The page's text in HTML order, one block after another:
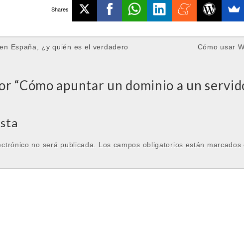
Shares
España, ¿y quién es el verdadero
Cómo usar
“Cómo apuntar un dominio a un
no será publicada. Los campos obligatorios están marcados